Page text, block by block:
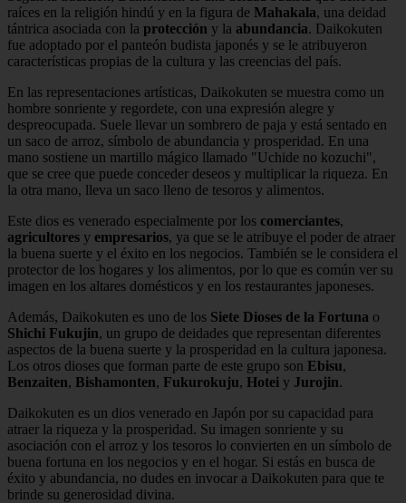
raíces en la religión hindú y en la figura de Mahakala, una deidad
tántrica asociada con la protección y la abundancia. Daikokuten
fue adoptado por el panteón budista japonés y se le atribuyeron
características propias de la cultura y las creencias del país.
En las representaciones artísticas, Daikokuten se muestra como un
hombre sonriente y regordete, con una expresión alegre y
despreocupada. Suele llevar un sombrero de paja y está sentado en
un saco de arroz, símbolo de abundancia y prosperidad. En una
mano sostiene un martillo mágico llamado "Uchide no kozuchi",
que se cree que puede conceder deseos y multiplicar la riqueza. En
la otra mano, lleva un saco lleno de tesoros y alimentos.
Este dios es venerado especialmente por los comerciantes,
agricultores y empresarios, ya que se le atribuye el poder de atraer
la buena suerte y el éxito en los negocios. También se le considera el
protector de los hogares y los alimentos, por lo que es común ver su
imagen en los altares domésticos y en los restaurantes japoneses.
Además, Daikokuten es uno de los Siete Dioses de la Fortuna o
Shichi Fukujin, un grupo de deidades que representan diferentes
aspectos de la buena suerte y la prosperidad en la cultura japonesa.
Los otros dioses que forman parte de este grupo son Ebisu,
Benzaiten, Bishamonten, Fukurokuju, Hotei y Jurojin.
Daikokuten es un dios venerado en Japón por su capacidad para
atraer la riqueza y la prosperidad. Su imagen sonriente y su
asociación con el arroz y los tesoros lo convierten en un símbolo de
buena fortuna en los negocios y en el hogar. Si estás en busca de
éxito y abundancia, no dudes en invocar a Daikokuten para que te
brinde su generosidad divina.